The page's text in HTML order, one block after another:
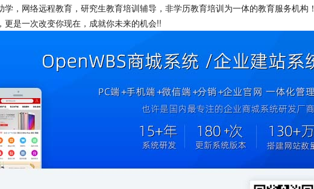
，网络远程教育，研究生教育培训辅导，非学历教育培训为一体的教育服务机构！
是一次改变你现在，成就你未来的机会!!